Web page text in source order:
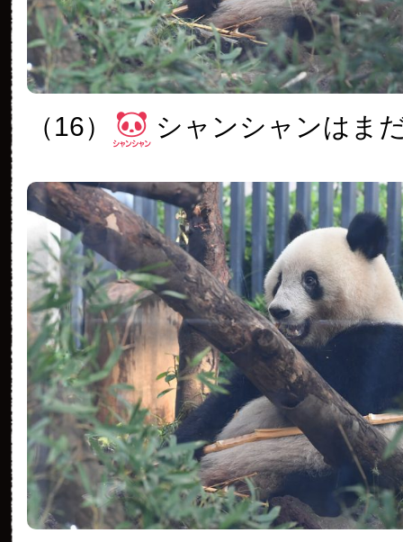
（16） シャンシャンはま